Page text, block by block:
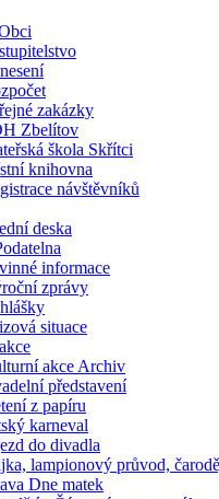
zakázky
Zbelítov
škola Skřítci
knihovna
návštěvníků
deska
informace
zprávy
situace
akce Archiv
představení
z papíru
karneval
do divadla
lampionový průvod,
Dne matek